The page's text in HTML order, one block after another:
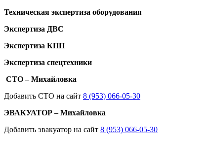
Техническая экспертиза оборудования
Экспертиза ДВС
Экспертиза КПП
Экспертиза спецтехники
СТО – Михайловка
Добавить СТО на сайт 8 (953) 066-05-30
ЭВАКУАТОР – Михайловка
Добавить эвакуатор на сайт 8 (953) 066-05-30